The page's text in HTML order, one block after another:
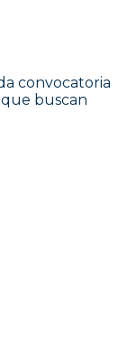
convocatoria
que buscan